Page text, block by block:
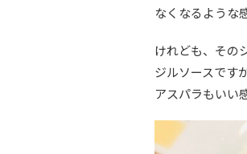
なくなるような
けれども、その
ジルソースです
アスパラもいい